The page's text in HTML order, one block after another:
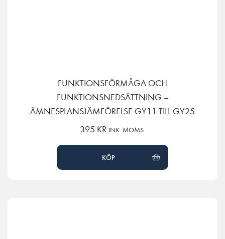
FUNKTIONSFÖRMÅGA OCH
FUNKTIONSNEDSÄTTNING –
ÄMNESPLANSJÄMFÖRELSE GY11 TILL GY25
395 KR INK. MOMS.
KÖP